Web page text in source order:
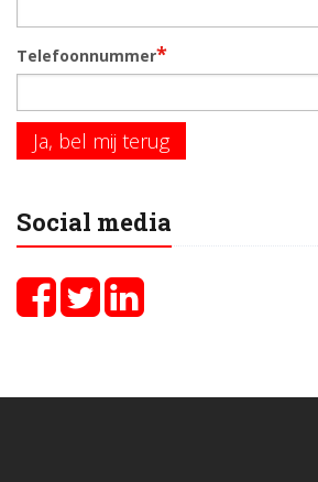
Telefoonnummer*
Ja, bel mij terug
Social media